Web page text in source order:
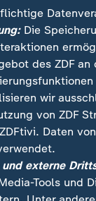
der Attacke.
Die
des ZDF an
wir
von ZDF
Daten
und externe
Tools und